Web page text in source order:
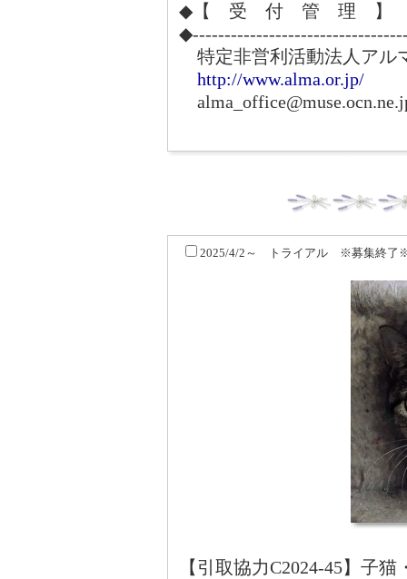
◆【 受 付 管 理 】
特定非営利活動法人アル
http://www.alma.or.jp/
2025/4/2～ トライアル ※募集終了
【引取協力C2024-45】